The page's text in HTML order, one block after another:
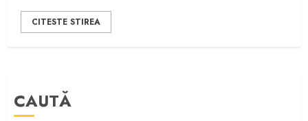
CITESTE STIREA
CAUTĂ